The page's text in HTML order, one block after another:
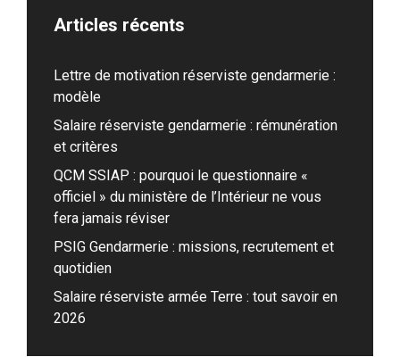
Articles récents
Lettre de motivation réserviste gendarmerie :
modèle
Salaire réserviste gendarmerie : rémunération
et critères
QCM SSIAP : pourquoi le questionnaire «
officiel » du ministère de l’Intérieur ne vous
fera jamais réviser
PSIG Gendarmerie : missions, recrutement et
quotidien
Salaire réserviste armée Terre : tout savoir en
2026